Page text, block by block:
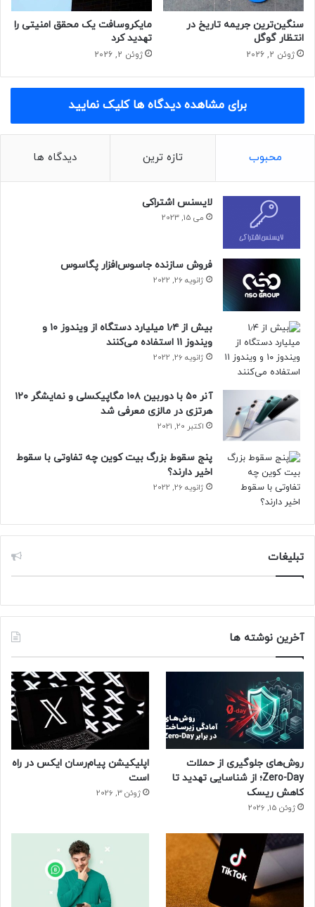
سنگین‌ترین جریمه تاریخ در
انتظار گوگل
ژوئن 2, 2026
مایکروسافت یک محقق امنیتی را
تهدید کرد
ژوئن 2, 2026
برای مشاهده دیدگاه ها کلیک نمایید
محبوب تازه ترین دیدگاه ها
لایسنس اشتراکی
می 15, 2023
فروش سازنده جاسوس‌افزار پگاسوس
ژانویه 26, 2022
بیش از ۱٫۴ میلیارد دستگاه از ویندوز ۱۰ و
ویندوز ۱۱ استفاده می‌کنند
ژانویه 26, 2022
آنر ۵۰ با دوربین ۱۰۸ مگاپیکسلی و نمایشگر ۱۲۰
هرتزی در مالزی معرفی شد
اکتبر 20, 2021
پنج سقوط بزرگ بیت کوین چه تفاوتی با سقوط
اخیر دارند؟
ژانویه 26, 2022
تبلیغات
آخرین نوشته ها
روش‌های جلوگیری از حملات
Zero-Day؛ از شناسایی تهدید تا
کاهش ریسک
ژوئن 15, 2026
اپلیکیشن پیام‌رسان ایکس در راه
است
ژوئن 3, 2026